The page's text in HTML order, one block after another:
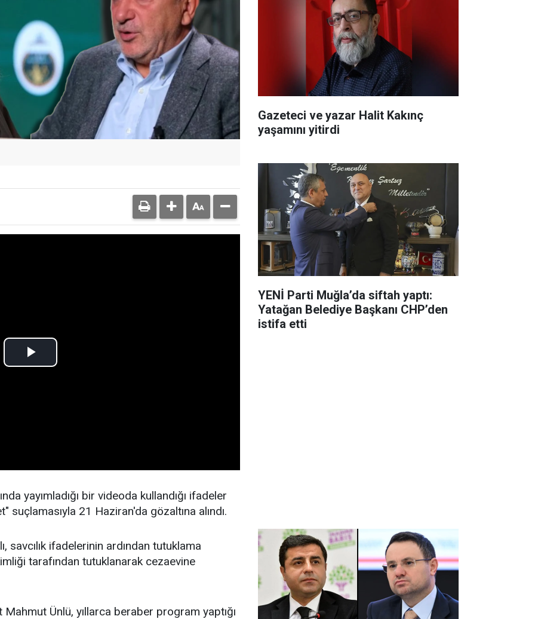
yayımladığı bir videoda kullandığı ifadeler
suçlamasıyla 21 Haziran'da gözaltına alındı.
savcılık ifadelerinin ardından tutuklama
tarafından tutuklanarak cezaevine
Ünlü, yıllarca beraber program yaptığı
Gazeteci ve yazar Halit Kakınç
yaşamını yitirdi
YENİ Parti Muğla’da siftah yaptı:
Yatağan Belediye Başkanı CHP’den
istifa etti